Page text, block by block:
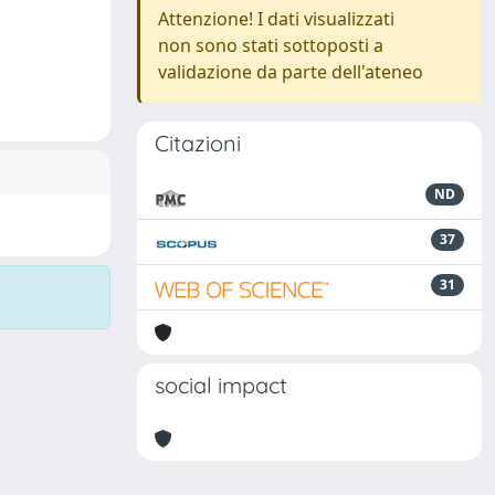
Attenzione! I dati visualizzati
non sono stati sottoposti a
validazione da parte dell'ateneo
Citazioni
ND
37
31
social impact